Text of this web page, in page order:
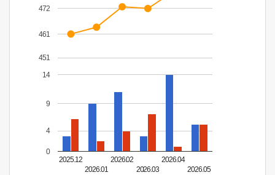
2025.12
2026.01
2026.02
2026.03
2026.04
2026.05
0
4
9
14
451
461
472